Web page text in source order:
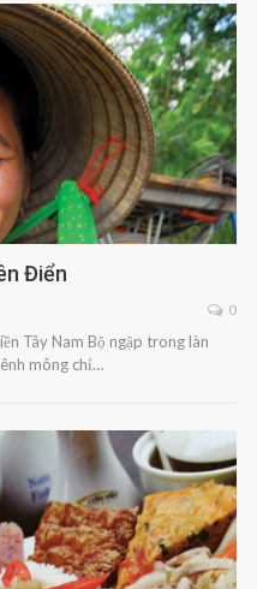
Điển
0
Tây Nam Bộ ngập trong làn
mông chỉ…